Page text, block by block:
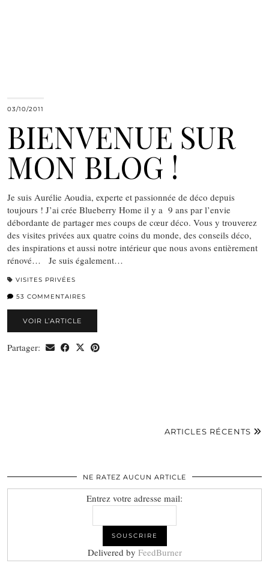
03/10/2011
BIENVENUE SUR
MON BLOG !
Je suis Aurélie Aoudia, experte et passionnée de déco depuis
toujours ! J’ai crée Blueberry Home il y a 9 ans par l’envie
débordante de partager mes coups de cœur déco. Vous y trouverez
des visites privées aux quatre coins du monde, des conseils déco,
des inspirations et aussi notre intérieur que nous avons entièrement
rénové… Je suis également…
VISITES PRIVÉES
53 COMMENTAIRES
VOIR L’ARTICLE
Partager:
ARTICLES RÉCENTS
NE RATEZ AUCUN ARTICLE
Entrez votre adresse mail:
Delivered by FeedBurner